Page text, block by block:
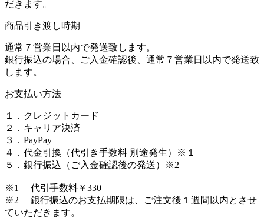
だきます。
商品引き渡し時期
通常７営業日以内で発送致します。
銀行振込の場合、ご入金確認後、通常７営業日以内で発送致
します。
お支払い方法
１．クレジットカード
２．キャリア決済
３．PayPay
４．代金引換（代引き手数料 別途発生）※１
５．銀行振込（ご入金確認後の発送）※2
※1 代引手数料￥330
※2 銀行振込のお支払期限は、ご注文後１週間以内とさせ
ていただきます。